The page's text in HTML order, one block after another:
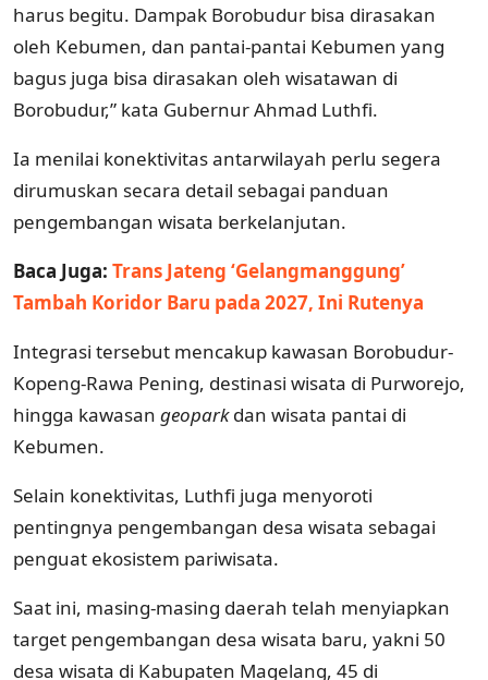
harus begitu. Dampak Borobudur bisa dirasakan
oleh Kebumen, dan pantai-pantai Kebumen yang
bagus juga bisa dirasakan oleh wisatawan di
Borobudur,” kata Gubernur Ahmad Luthfi.
Ia menilai konektivitas antarwilayah perlu segera
dirumuskan secara detail sebagai panduan
pengembangan wisata berkelanjutan.
Baca Juga: Trans Jateng ‘Gelangmanggung’
Tambah Koridor Baru pada 2027, Ini Rutenya
Integrasi tersebut mencakup kawasan Borobudur-
Kopeng-Rawa Pening, destinasi wisata di Purworejo,
hingga kawasan geoparkdan wisata pantai di
Kebumen.
Selain konektivitas, Luthfi juga menyoroti
pentingnya pengembangan desa wisata sebagai
penguat ekosistem pariwisata.
Saat ini, masing-masing daerah telah menyiapkan
target pengembangan desa wisata baru, yakni 50
desa wisata di Kabupaten Magelang, 45 di